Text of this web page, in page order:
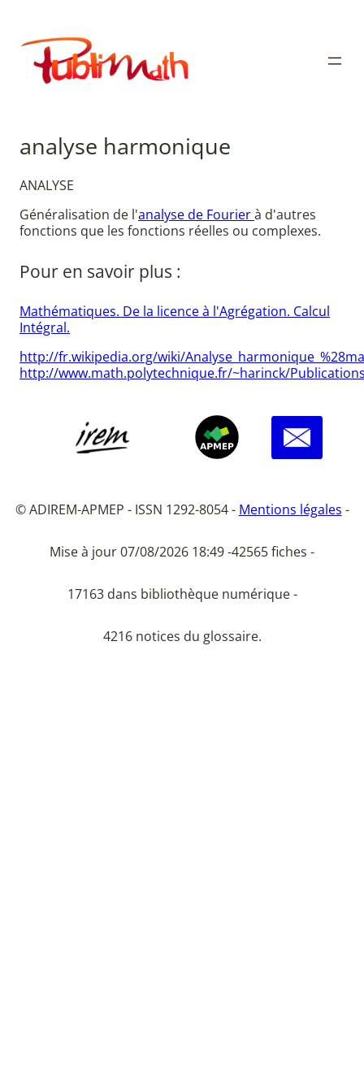
contenu
Publimath
analyse harmonique
ANALYSE
Généralisation de l'analyse de Fourierà d'autres
fonctions que les fonctions réelles ou complexes.
Pour en savoir plus :
Mathématiques. De la licence à l'Agrégation. Calcul
Intégral.
http://fr.wikipedia.org/wiki/
http://www.math.polytechnique.fr/~harinck/
© ADIREM-APMEP - ISSN 1292-8054 - Mentions légales -
Mise à jour 07/08/2026 18:49 -42565 fiches -
17163 dans bibliothèque numérique -
4216 notices du glossaire.